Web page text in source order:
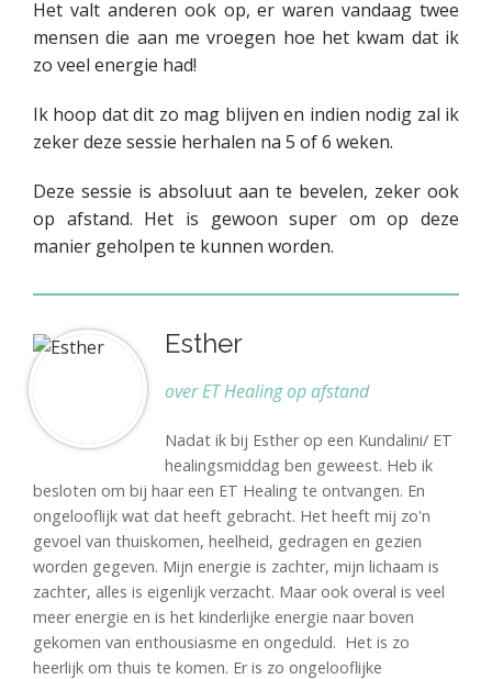
Het valt anderen ook op, er waren vandaag twee
mensen die aan me vroegen hoe het kwam dat ik
zo veel energie had!
Ik hoop dat dit zo mag blijven en indien nodig zal ik
zeker deze sessie herhalen na 5 of 6 weken.
Deze sessie is absoluut aan te bevelen, zeker ook
op afstand. Het is gewoon super om op deze
manier geholpen te kunnen worden.
Esther
over ET Healing op afstand
Nadat ik bij Esther op een Kundalini/ ET
healingsmiddag ben geweest. Heb ik
besloten om bij haar een ET Healing te ontvangen. En
ongelooflijk wat dat heeft gebracht. Het heeft mij zo'n
gevoel van thuiskomen, heelheid, gedragen en gezien
worden gegeven. Mijn energie is zachter, mijn lichaam is
zachter, alles is eigenlijk verzacht. Maar ook overal is veel
meer energie en is het kinderlijke energie naar boven
gekomen van enthousiasme en ongeduld. Het is zo
heerlijk om thuis te komen. Er is zo ongelooflijke